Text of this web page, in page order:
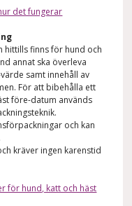
det fungerar
hittills finns för hund och
annat ska överleva
samt innehåll av
För att bibehålla ett
före-datum används
och kan
kräver ingen karenstid
för hund, katt och häst